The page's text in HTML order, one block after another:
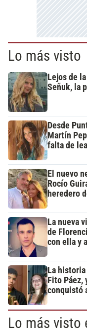
Lo más visto
Lejos de
Señuk, la
Desde
Martín
falta de
El nuevo
Rocío
heredero
La nueva
de
con ella y
La
Fito Páez,
conquistó
Lo más visto